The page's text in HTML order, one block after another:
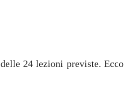
delle 24 lezioni previste. Ecco